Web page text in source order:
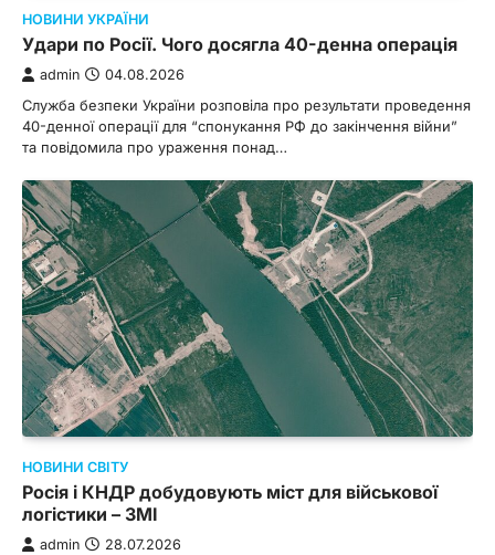
НОВИНИ УКРАЇНИ
Удари по Росії. Чого досягла 40-денна операція
admin 04.08.2026
Служба безпеки України розповіла про результати проведення
40-денної операції для “спонукання РФ до закінчення війни”
та повідомила про ураження понад…
НОВИНИ СВІТУ
Росія і КНДР добудовують міст для військової
логістики – ЗМІ
admin 28.07.2026